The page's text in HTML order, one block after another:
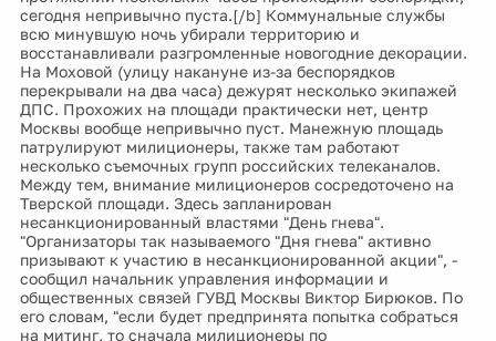
сегодня непривычно пуста.[/b] Коммунальные службы
всю минувшую ночь убирали территорию и
восстанавливали разгромленные новогодние декорации.
На Моховой (улицу накануне из-за беспорядков
перекрывали на два часа) дежурят несколько экипажей
ДПС. Прохожих на площади практически нет, центр
Москвы вообще непривычно пуст. Манежную площадь
патрулируют милиционеры, также там работают
несколько съемочных групп российских телеканалов.
Между тем, внимание милиционеров сосредоточено на
Тверской площади. Здесь запланирован
несанкционированный властями "День гнева".
"Организаторы так называемого "Дня гнева" активно
призывают к участию в несанкционированной акции", -
сообщил начальник управления информации и
общественных связей ГУВД Москвы Виктор Бирюков. По
его словам, "если будет предпринята попытка собраться
на митинг, то сначала милиционеры по